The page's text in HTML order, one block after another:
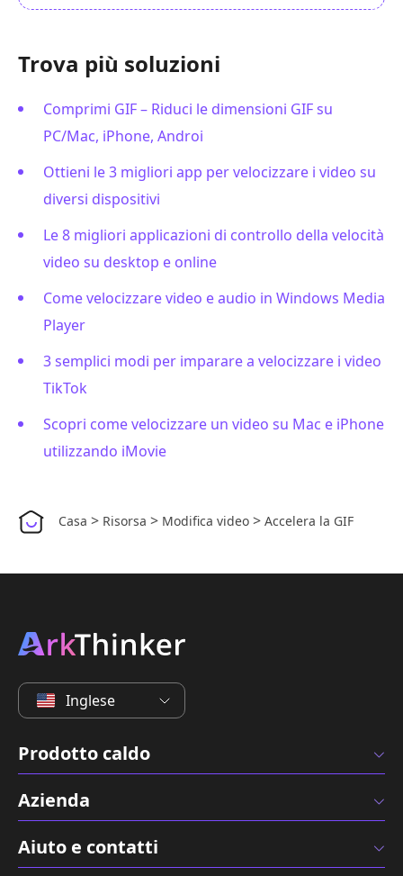
Trova più soluzioni
Comprimi GIF – Riduci le dimensioni GIF su
PC/Mac, iPhone, Androi
Ottieni le 3 migliori app per velocizzare i video su
diversi dispositivi
Le 8 migliori applicazioni di controllo della velocità
video su desktop e online
Come velocizzare video e audio in Windows Media
Player
3 semplici modi per imparare a velocizzare i video
TikTok
Scopri come velocizzare un video su Mac e iPhone
utilizzando iMovie
Casa > Risorsa > Modifica video > Accelera la GIF
Inglese
Prodotto caldo
Azienda
Aiuto e contatti